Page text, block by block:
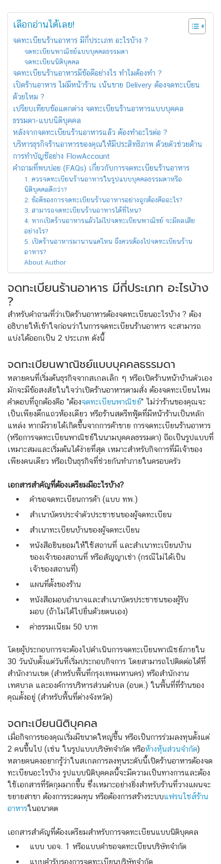
เลือกอ่านได้เลย!
จดทะเบียนร้านอาหาร มีกี่ประเภท อะไรบ้าง ?
จดทะเบียนพาณิชย์แบบบุคคลธรรมดา
จดทะเบียนนิติบุคคล
จดทะเบียนร้านอาหารมีข้อดีอย่างไร ทำไมต้องทำ ?
เปิดร้านอาหาร ไม่มีหน้าร้าน เน้นขาย Delivery ต้องจดทะเบียน
ด้วยไหม ?
เปรียบเทียบข้อแตกต่าง จดทะเบียนร้านอาหารแบบบุคคล
ธรรมดา-แบบนิติบุคคล
หลังจากจดทะเบียนร้านอาหารแล้ว ต้องทำอะไรต่อ ?
บริหารธุรกิจร้านอาหารของคุณให้มีประสิทธิภาพ ด้วยตัวช่วยด้าน
การทำบัญชีอย่าง FlowAccount
คำถามที่พบบ่อย (FAQs) เกี่ยวกับการจดทะเบียนร้านอาหาร
1. ควรจดทะเบียนร้านอาหารในรูปแบบบุคคลธรรมดาหรือ
นิติบุคคลดีกว่า?
2. ข้อดีของการจดทะเบียนร้านอาหารอย่างถูกต้องคืออะไร?
3. สามารถจดทะเบียนร้านอาหารได้ที่ไหน?
4. หากเปิดร้านอาหารแล้วไม่ไปจดทะเบียนพาณิชย์ จะมีผลเสีย
อย่างไร?
5. เปิดร้านอาหารมานานแค่ไหน ถึงควรต้องไปจดทะเบียนร้าน
อาหาร?
About Author
จดทะเบียนร้านอาหาร มีกี่ประเภท อะไรบ้าง
?
สำหรับคำถามที่ว่าเปิดร้านอาหารต้องจดทะเบียนอะไรบ้าง ? ต้อง
อธิบายให้เข้าใจก่อนว่าในการจดทะเบียนร้านอาหาร จะสามารถ
แบ่งได้ออกเป็น 2 ประเภท ดังนี้
จดทะเบียนพาณิชย์แบบบุคคลธรรมดา
หลายคนที่เริ่มต้นธุรกิจจากสเกลเล็ก ๆ หรือเปิดร้านหน้าบ้านตัวเอง
มักจะมีข้อสงสัยในใจว่าเปิดร้านอาหารตามสั่ง ต้องจดทะเบียนไหม
คำตอบที่ถูกต้องคือ "ต้องจดทะเบียนพาณิชย์" ไม่ว่าร้านของคุณจะ
เป็นเพียงตึกแถวห้องเดียว หรือร้านสตรีทฟู้ดที่มีหน้าร้านเป็นหลัก
แหล่ง หากมีรายได้เกิดขึ้นจากการค้าขาย การจดทะเบียนร้านอาหาร
(หรือการจดทะเบียนพาณิชย์ในนามบุคคลธรรมดา) ถือเป็นรูปแบบที่
เหมาะสมและเริ่มต้นได้ง่ายที่สุด เหมาะสำหรับกิจการที่มีเจ้าของ
เพียงคนเดียว หรือเป็นธุรกิจที่ช่วยกันทำภายในครอบครัว
เอกสารสำคัญที่ต้องเตรียมมีอะไรบ้าง?
คำขอจดทะเบียนการค้า (แบบ ทพ.)
สำเนาบัตรประจำตัวประชาชนของผู้จดทะเบียน
สำเนาทะเบียนบ้านของผู้จดทะเบียน
หนังสือยินยอมให้ใช้สถานที่ และสำเนาทะเบียนบ้าน
ของเจ้าของสถานที่ หรือสัญญาเช่า (กรณีไม่ได้เป็น
เจ้าของสถานที่)
แผนที่ตั้งของร้าน
หนังสือมอบอำนาจและสำเนาบัตรประชาชนของผู้รับ
มอบ (ถ้าไม่ได้ไปยื่นด้วยตนเอง)
ค่าธรรมเนียม 50 บาท
โดยผู้ประกอบการจะต้องไปดำเนินการจดทะเบียนพาณิชย์ภายใน
30 วันนับตั้งแต่วันที่เริ่มประกอบกิจการ โดยสามารถไปติดต่อได้ที่
สำนักงานเขต (สำหรับพื้นที่กรุงเทพมหานคร) หรือสำนักงาน
เทศบาล และองค์การบริหารส่วนตำบล (อบต.) ในพื้นที่ที่ร้านของ
คุณตั้งอยู่ (สำหรับพื้นที่ต่างจังหวัด)
จดทะเบียนนิติบุคคล
เมื่อกิจการของคุณเริ่มมีขนาดใหญ่ขึ้น หรือเป็นการร่วมลงทุนตั้งแต่
2 คนขึ้นไป (เช่น ในรูปแบบบริษัทจำกัด หรือห้างหุ้นส่วนจำกัด)
หลายคนคงอยากรู้ว่าในสเกลการลงทุนระดับนี้เปิดร้านอาหารต้องจด
ทะเบียนอะไรบ้าง รูปแบบนิติบุคคลนี้จะมีความเป็นทางการและต้อง
ใช้เอกสารที่รัดกุมมากขึ้น ซึ่งเหมาะอย่างยิ่งสำหรับร้านที่วางแผนจะ
ขยายสาขา ต้องการระดมทุน หรือต้องการสร้างระบบแฟรนไชส์ร้าน
อาหารในอนาคต
เอกสารสำคัญที่ต้องเตรียมสำหรับการจดทะเบียนแบบนิติบุคคล
แบบ บอจ. 1 หรือแบบคำขอจดทะเบียนบริษัทจำกัด
แบบคำรับรองการจดทะเบียนบริษัทจำกัด